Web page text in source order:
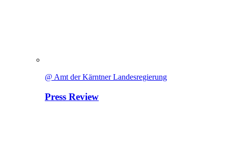
@ Amt der Kärntner Landesregierung
Press Review